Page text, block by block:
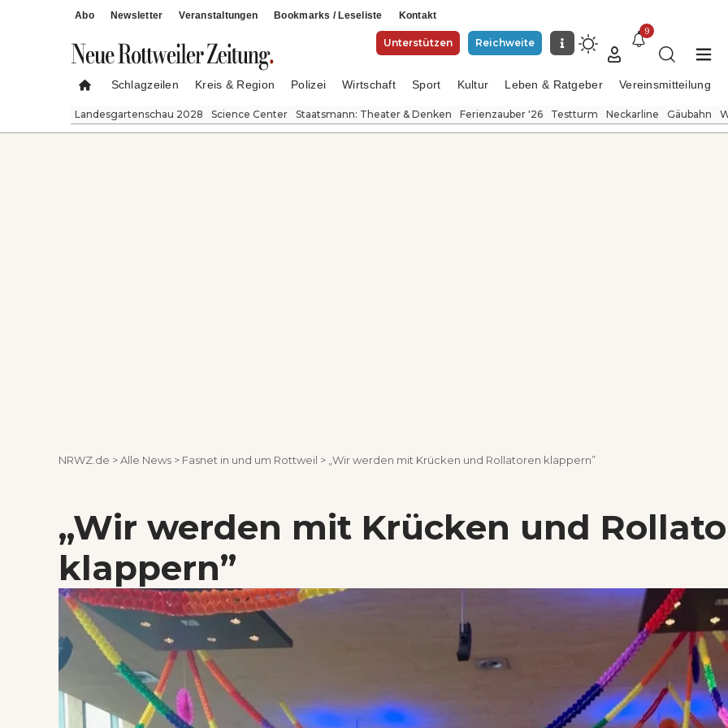
Abo Newsletter Veranstaltungen Bookmarks / Leseliste Kontakt
Unterstützen Reichweite
9
Schlagzeilen Kreis & Region Polizei Wirtschaft Sport Kultur Leben & Ratgeber Vereinsmitteilung
Landesgartenschau 2028 Science Center Staatsmann: Theater & Denken Ferienzauber '26 Testturm Neckarline Gäubahn
NRWZ.de >Alle News > Fasnet in und um Rottweil > „Wir werden mit Krücken und Rollatoren klappern”
„Wir werden mit Krücken und
klappern”